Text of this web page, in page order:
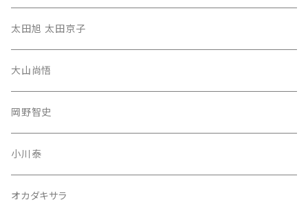
太田旭 太田京子
大山尚悟
岡野智史
小川泰
オカダキサラ